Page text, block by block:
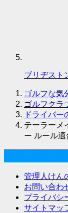
ブリヂスト
ゴルフな気
ゴルフクラ
ドライバー
テーラーメ
ー ルール
管理人けん
お問い合わ
プライバシ
サイトマッ